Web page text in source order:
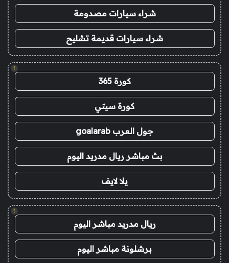
شراء سيارات مصدومة
شراء سيارات قديمة تشليح
!
كورة 365
كورة سيتي
جول العرب goalarab
بث مباشر ريال مدريد اليوم
يلا لايف
!
ريال مدريد مباشر اليوم
برشلونة مباشر اليوم